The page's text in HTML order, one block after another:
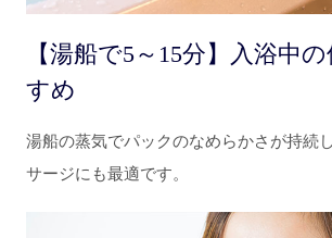
【湯船で5～15分】入浴中
すめ
湯船の蒸気でパックのなめらかさが持続
サージにも最適です。